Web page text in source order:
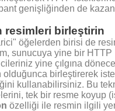
bant genişliğinden de
resimleri birleştirin
öğelerden birisi de
sunucuya yine bir
yine çılgına
birleştirerek
kullanabilirsiniz. Bu
tek bir resme koyup
özelliği ile resmin ilgili